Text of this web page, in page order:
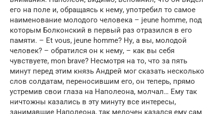
его на поле и, обращаясь к нему, употребил то самое
наименование молодого человека – jeune homme, под
которым Болконский в первый раз отразился в его
памяти. – Et vous, jeune homme? Ну, а вы, молодой
человек? – обратился он к нему, – как вы себя
чувствуете, mon brave? Несмотря на то, что за пять
минут перед этим князь Андрей мог сказать несколько
слов солдатам, переносившим его, он теперь, прямо
устремив свои глаза на Наполеона, молчал… Ему так
ничтожны казались в эту минуту все интересы,
занимавшие Наполеона, так мелочен казался ему сам